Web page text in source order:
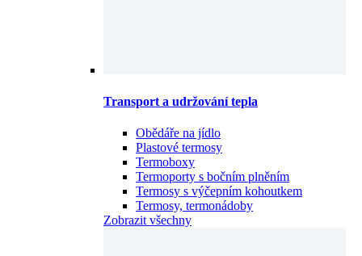
Transport a udržování tepla
Obědáře na jídlo
Plastové termosy
Termoboxy
Termoporty s bočním plněním
Termosy s výčepním kohoutkem
Termosy, termonádoby
Zobrazit všechny